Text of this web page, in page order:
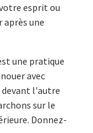
esprit ou
une
une pratique
avec
l'autre
sur le
Donnez-